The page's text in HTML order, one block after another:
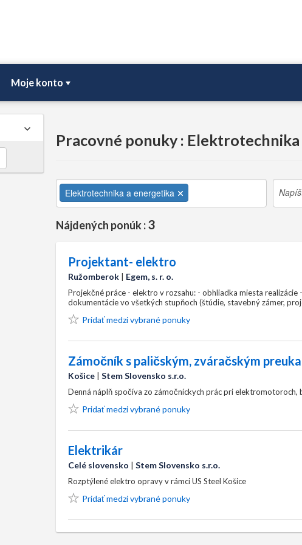
Moje konto
Pracovné ponuky :
Elektrotechnika a energetika
Nájdených ponúk :3
Projektant- elektro
Ružomberok | Egem, s. r. o.
Projekčné práce - elektro v rozsahu: - obhliadka miesta
dokumentácie vo všetkých stupňoch (štúdie, stavebný zámer,
Pridať medzi vybrané ponuky
Zámočník s paličským, zváračským
Košice | Stem Slovensko s.r.o.
Denná náplň spočíva zo zámočníckych prác pri elektromotoroch,
Pridať medzi vybrané ponuky
Elektrikár
Celé slovensko | Stem Slovensko s.r.o.
Rozptýlené elektro opravy v rámci US Steel Košice
Pridať medzi vybrané ponuky